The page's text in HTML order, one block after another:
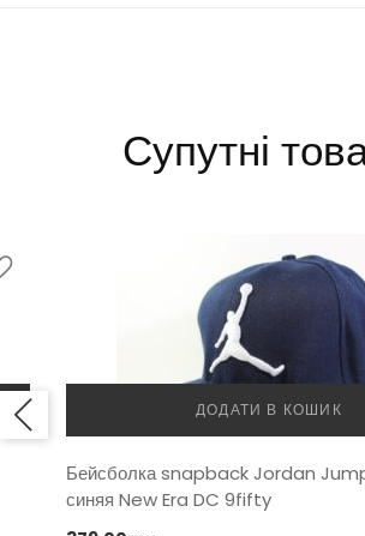
Супутні
ДОДАТИ В КОШИК
Бейсболка snapback Jordan
синяя New Era DC 9fifty